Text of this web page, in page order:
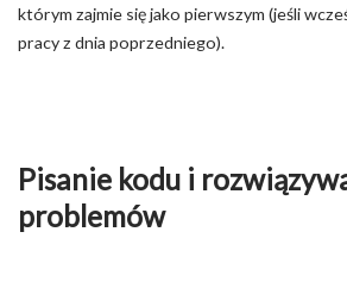
którym zajmie się jako pierwszym (jeśli
pracy z dnia poprzedniego).
Pisanie kodu i
problemów